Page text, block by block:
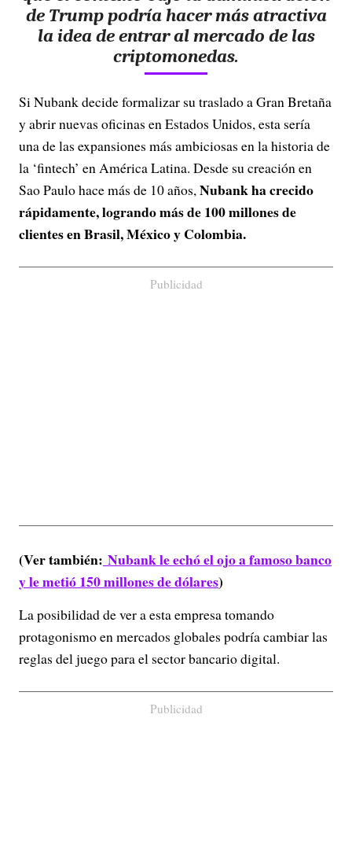
de Trump podría hacer más atractiva
la idea de entrar al mercado de las
criptomonedas.
Si Nubank decide formalizar su traslado a Gran Bretaña
y abrir nuevas oficinas en Estados Unidos, esta sería
una de las expansiones más ambiciosas en la historia de
la ‘fintech’ en América Latina. Desde su creación en
Sao Paulo hace más de 10 años,Nubank ha crecido
rápidamente, logrando más de 100 millones de
clientes en Brasil, México y Colombia.
Publicidad
(Ver también: Nubank le echó el ojo a famoso banco
y le metió 150 millones de dólares)
La posibilidad de ver a esta empresa tomando
protagonismo en mercados globales podría cambiar las
reglas del juego para el sector bancario digital.
Publicidad